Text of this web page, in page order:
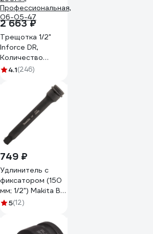
2 663 ₽
Трещотка 1/2"
Inforce DR,
Количество
зубьев 72 шт,
Профессиональная,
06-05-47
4.1(246)
749 ₽
Удлинитель с
фиксатором (150
мм; 1/2") Makita B-
55712
5(12)